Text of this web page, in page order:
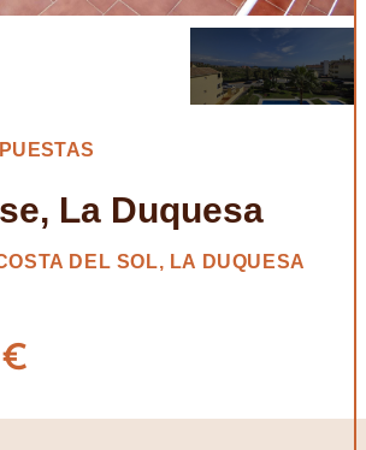
La Duquesa
DEL SOL, LA DUQUESA